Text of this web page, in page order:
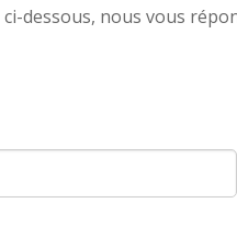
dessous, nous vous